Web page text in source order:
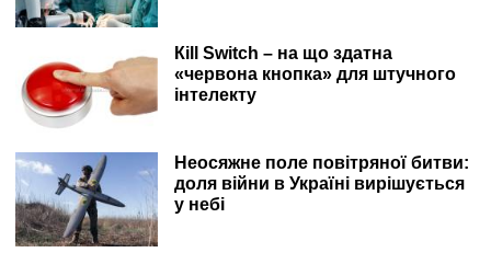
Кill Switch – на що здатна
«червона кнопка» для штучного
інтелекту
Неосяжне поле повітряної битви:
доля війни в Україні вирішується
у небі